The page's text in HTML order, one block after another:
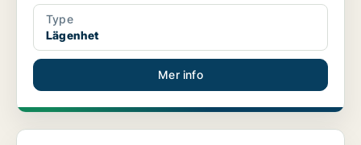
Type
Lägenhet
Mer info
Lägenhet i Varberg